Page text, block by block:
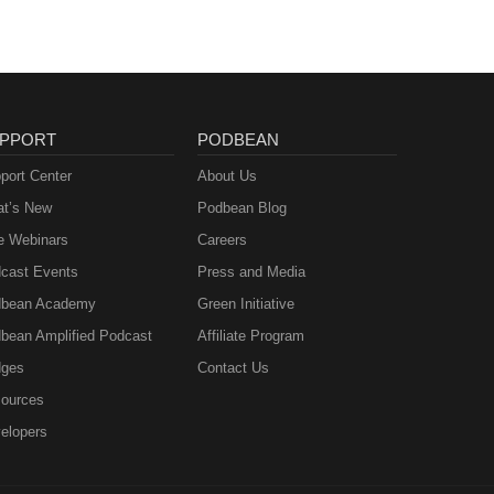
Center
New
Webinars
Events
Academy
Amplified Podcast
PODBEAN
About Us
Podbean Blog
Careers
Press and Media
Green Initiative
Affiliate Program
Contact Us